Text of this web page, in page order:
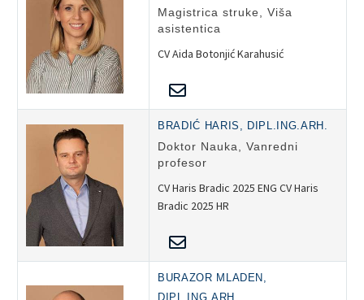
Magistrica struke, Viša
asistentica
CV Aida Botonjić Karahusić
BRADIĆ HARIS, DIPL.ING.ARH.
Doktor Nauka, Vanredni
profesor
CV Haris Bradic 2025 ENG CV Haris
Bradic 2025 HR
BURAZOR MLADEN,
DIPL.ING.ARH.